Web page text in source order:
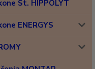
St. HIPPOLYT
ENERGYS